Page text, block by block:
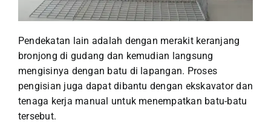
Pendekatan lain adalah dengan merakit keranjang
bronjong di gudang dan kemudian langsung
mengisinya dengan batu di lapangan. Proses
pengisian juga dapat dibantu dengan ekskavator dan
tenaga kerja manual untuk menempatkan batu-batu
tersebut.